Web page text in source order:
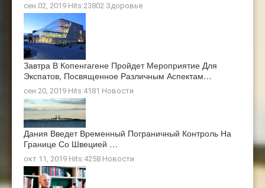
сен 02, 2019 Hits:23802 Здоровье
Завтра В Копенгагене Пройдет Мероприятие Для
Экспатов, Посвященное Различным Аспектам…
сен 20, 2019 Hits:4181 Новости
Дания Введет Временный Пограничный Контроль На
Границе Со Швецией …
окт 11, 2019 Hits:4258 Новости